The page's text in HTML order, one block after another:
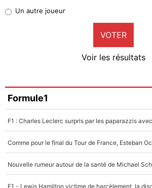
9%
Faris Moumbagna
4%
Un autre joueur
5%
Un autre joueur
VOTER
Voir les résultats
Formule1